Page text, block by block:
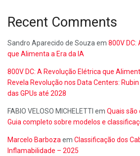
Recent Comments
Sandro Aparecido de Souzaem 800V DC:
que Alimenta a Era da IA
800V DC: A Revolução Elétrica que
Revela Revolução nos Data Centers:
das GPUs até 2028
FABIO VELOSO MICHELETTI em Quais são
Guia completo sobre modelos e
Marcelo Barbozaem Classificação dos
Inflamabilidade – 2025